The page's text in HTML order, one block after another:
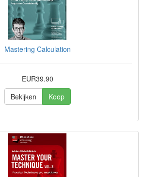
Mastering Calculation
EUR39.90
Bekijken
Koop